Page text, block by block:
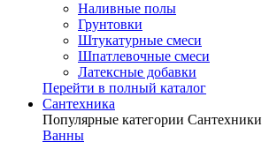
Наливные полы
Грунтовки
Штукатурные смеси
Шпатлевочные смеси
Латексные добавки
Перейти в полный каталог
Сантехника
Популярные категории Сантехники
Ванны